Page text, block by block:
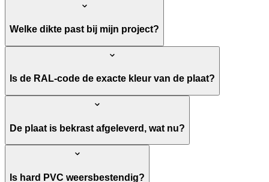
Welke dikte past bij mijn project?
Is de RAL-code de exacte kleur van de plaat?
De plaat is bekrast afgeleverd, wat nu?
Is hard PVC weersbestendig?